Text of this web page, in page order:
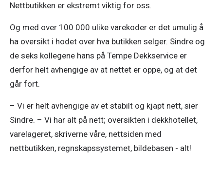
Nettbutikken er ekstremt viktig for oss.
Og med over 100 000 ulike varekoder er det umulig å
ha oversikt i hodet over hva butikken selger. Sindre og
de seks kollegene hans på Tempe Dekkservice er
derfor helt avhengige av at nettet er oppe, og at det
går fort.
– Vi er helt avhengige av et stabilt og kjapt nett, sier
Sindre. – Vi har alt på nett; oversikten i dekkhotellet,
varelageret, skriverne våre, nettsiden med
nettbutikken, regnskapssystemet, bildebasen - alt!